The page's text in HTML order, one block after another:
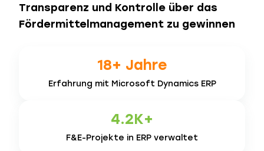
Transparenz und Kontrolle über das
Fördermittelmanagement zu gewinnen
18+ Jahre
Erfahrung mit Microsoft Dynamics ERP
4.2K+
F&E-Projekte in ERP verwaltet